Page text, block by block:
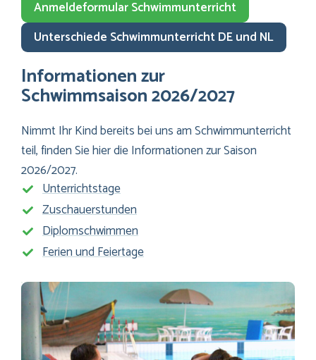
Anmeldeformular Schwimmunterricht
Unterschiede Schwimmunterricht DE und NL
Informationen zur
Schwimmsaison 2026/2027
Nimmt Ihr Kind bereits bei uns am Schwimmunterricht
teil, finden Sie hier die Informationen zur Saison
2026/2027.
Unterrichtstage
Zuschauerstunden
Diplomschwimmen
Ferien und Feiertage